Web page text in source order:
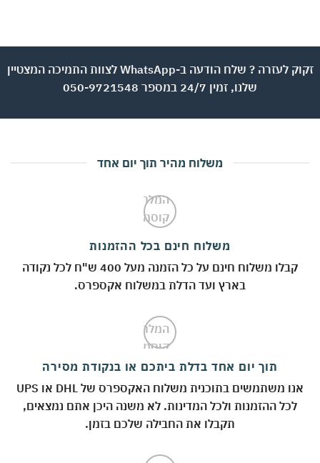
זקוק לעזרה ? שלח הודעה ב-WhatsApp לצוות התמיכה המצטיין
שלנו, זמין 24/7 במספר 050-9721548
משלוח מהיר תוך יום אחד
משלוח חינם בכל ההזמנות
קבלו משלוח חינם על כל הזמנה מעל 400 ש"ח לכל נקודה
בארץ ועד הדלת במשלוח אקספרס.
תוך יום אחד בדלת ביתכם או בנקודת מסירה
אנו משתמשים בתוכנית משלוח האקספרס של DHL או UPS
לכל ההזמנות ולכל המדינות. לא משנה היכן אתם נמצאים,
תקבלו את החבילה שלכם בזמן.